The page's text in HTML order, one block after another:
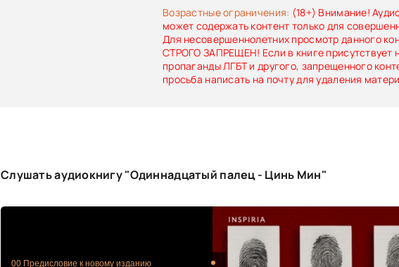
улик. А в итоге эти улики приводят… к
Теперь, чтобы доказать свою
вскрыть не только тела, но и свое прошлое.
из мертвых тел сомкнется вокруг него
Возрастные ограничения: (18+) Внимание!
может содержать контент только для
Для несовершеннолетних просмотр данного
СТРОГО ЗАПРЕЩЕН! Если в книге присутствует
пропаганды ЛГБТ и другого, запрещенного
просьба написать на почту для удаления
Слушать аудиокнигу "Одиннадцатый палец - Цинь Мин"
00 Предисловие к новому изданию